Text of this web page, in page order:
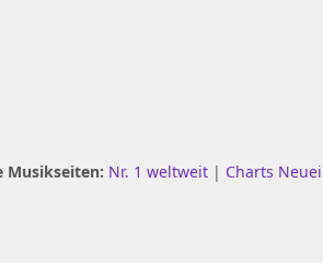
Musikseiten: Nr. 1 weltweit | Charts